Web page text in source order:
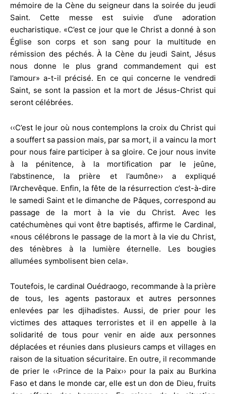
mémoire de la Cène du seigneur dans la soirée du jeudi
Saint. Cette messe est suivie d’une adoration
eucharistique. «C’est ce jour que le Christ a donné à son
Église son corps et son sang pour la multitude en
rémission des péchés. À la Cène du jeudi Saint, Jésus
nous donne le plus grand commandement qui est
l’amour» a-t-il précisé. En ce qui concerne le vendredi
Saint, se sont la passion et la mort de Jésus-Christ qui
seront célébrées.
‹‹C’est le jour où nous contemplons la croix du Christ qui
a souffert sa passion mais, par sa mort, il a vaincu la mort
pour nous faire participer à sa gloire. Ce jour nous invite
à la pénitence, à la mortification par le jeûne,
l’abstinence, la prière et l’aumône›› a expliqué
l’Archevêque. Enfin, la fête de la résurrection c’est-à-dire
le samedi Saint et le dimanche de Pâques, correspond au
passage de la mort à la vie du Christ. Avec les
catéchumènes qui vont être baptisés, affirme le Cardinal,
«nous célébrons le passage de la mort à la vie du Christ,
des ténèbres à la lumière éternelle. Les bougies
allumées symbolisent bien cela».
Toutefois, le cardinal Ouédraogo, recommande à la prière
de tous, les agents pastoraux et autres personnes
enlevées par les djihadistes. Aussi, de prier pour les
victimes des attaques terroristes et il en appelle à la
solidarité de tous pour venir en aide aux personnes
déplacées et réunies dans plusieurs camps et villages en
raison de la situation sécuritaire. En outre, il recommande
de prier le ‹‹Prince de la Paix›› pour la paix au Burkina
Faso et dans le monde car, elle est un don de Dieu, fruits